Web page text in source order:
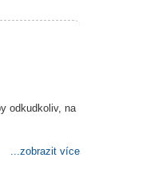
odkudkoliv, na
...zobrazit více